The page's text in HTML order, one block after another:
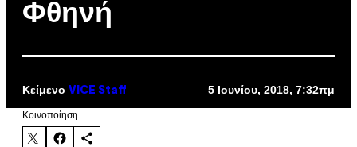
Φθηνή
Κείμενο VICE Staff 5 Ιουνίου, 2018, 7:32πμ
Kοινοποίηση